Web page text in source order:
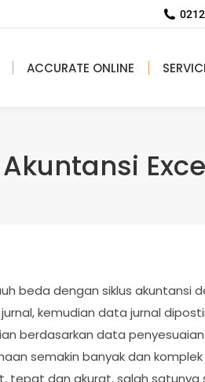
ACCURATE ONLINE
beda dengan siklus akuntansi
kemudian data jurnal
berdasarkan data
semakin banyak dan
dan akurat, salah